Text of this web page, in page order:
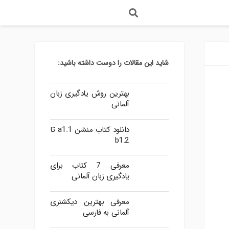
شاید این مقالات را دوست داشته باشید:
بهترین روش یادگیری زبان
آلمانی
دانلود کتاب منشن a1.1 تا
b1.2
معرفی 7 کتاب برای
یادگیری زبان آلمانی
معرفی بهترین دیکشنری
آلمانی به فارسی